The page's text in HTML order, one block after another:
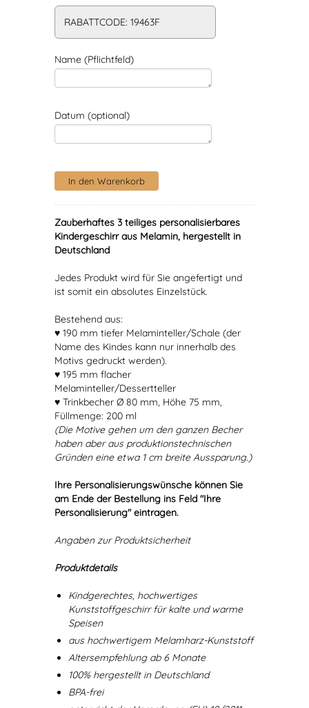
RABATTCODE: 19463F
Name (Pflichtfeld)
Datum (optional)
Zauberhaftes 3 teiliges personalisierbares
Kindergeschirr aus Melamin, hergestellt in
Deutschland
Jedes Produkt wird für Sie angefertigt und
ist somit ein absolutes Einzelstück.
Bestehend aus:
♥ 190 mm tiefer Melaminteller/Schale (der
Name des Kindes kann nur innerhalb des
Motivs gedruckt werden).
♥ 195 mm flacher
Melaminteller/Dessertteller
♥ Trinkbecher Ø 80 mm, Höhe 75 mm,
Füllmenge: 200 ml
(Die Motive gehen um den ganzen Becher
haben aber aus produktionstechnischen
Gründen eine etwa 1 cm breite Aussparung.)
Ihre Personalisierungswünsche können Sie
am Ende der Bestellung ins Feld "Ihre
Personalisierung" eintragen.
Angaben zur Produktsicherheit
Produktdetails
Kindgerechtes, hochwertiges
Kunststoffgeschirr für kalte und warme
Speisen
aus hochwertigem Melamharz-Kunststoff
Altersempfehlung ab 6 Monate
100% hergestellt in Deutschland
BPA-frei